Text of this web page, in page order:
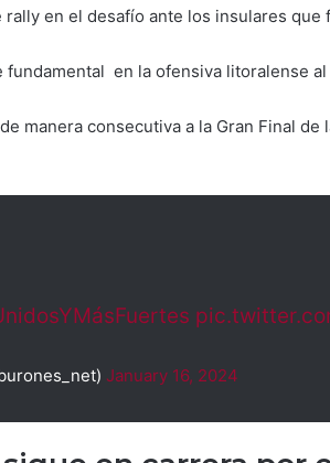
rally en el desafío ante los insulares
fundamental en la ofensiva litoralense
manera consecutiva a la Gran Final
January 16, 2024